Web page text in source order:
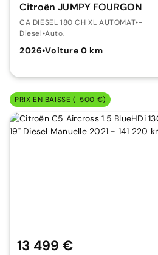
Citroën JUMPY FOURGON
CA DIESEL 180 CH XL AUTOMAT•-
Diesel•Auto.
2026•Voiture 0 km
PRIX EN BAISSE (-500 €)
13 499 €